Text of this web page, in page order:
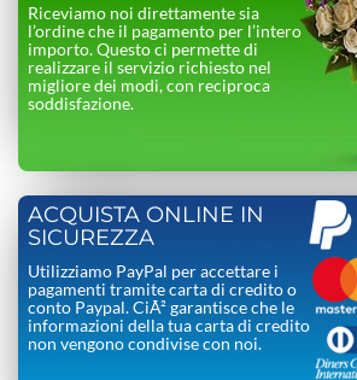
Riceviamo noi direttamente sia
l’ordine che il pagamento per l’intero
importo. Questo ci permette di
realizzare il servizio richiesto nel
migliore dei modi, con reciproca
soddisfazione.
ACQUISTA ONLINE IN
SICUREZZA
Utilizziamo PayPal per accettare i
pagamenti tramite carta di credito o
conto Paypal. CiÃ² garantisce che le
informazioni della tua carta di credito
non vengono condivise con noi.